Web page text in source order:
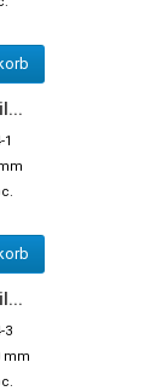
1
3
mm